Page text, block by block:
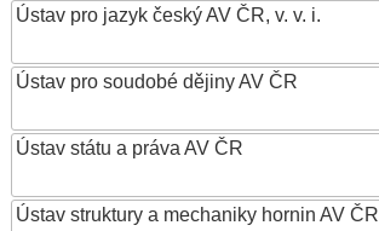
Ústav pro jazyk český AV ČR, v. v. i.
Ústav pro soudobé dějiny AV ČR
Ústav státu a práva AV ČR
Ústav struktury a mechaniky hornin AV ČR